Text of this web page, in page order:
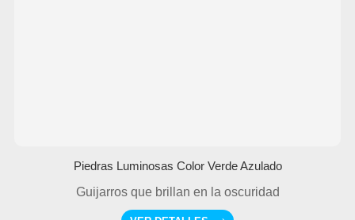
Piedras Luminosas Color Verde Azulado
Guijarros que brillan en la oscuridad